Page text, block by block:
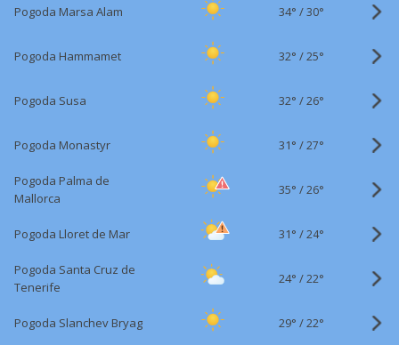
Pogoda Marsa Alam 34° /30°
Pogoda Hammamet 32° /25°
Pogoda Susa 32° /26°
Pogoda Monastyr 31° /27°
Pogoda Palma de
Mallorca
35° /26°
Pogoda Lloret de Mar 31° /24°
Pogoda Santa Cruz de
Tenerife
24° /22°
Pogoda Slanchev Bryag 29° /22°